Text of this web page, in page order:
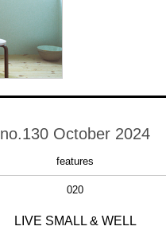
no.130 October 2024
features
020
LIVE SMALL & WELL